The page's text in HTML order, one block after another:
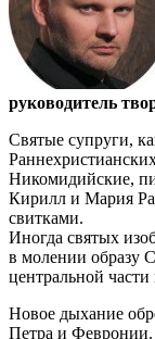
руководитель
Святые супруги,
Никомидийские,
Кирилл и Мария
свитками.
Иногда святых
в молении образу
центральной
Новое дыхание
Петра и